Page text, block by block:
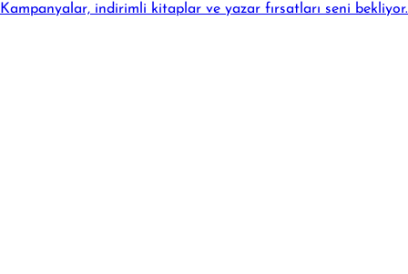
Kampanyalar, indirimli kitaplar ve yazar fırsatları seni bekliyor.